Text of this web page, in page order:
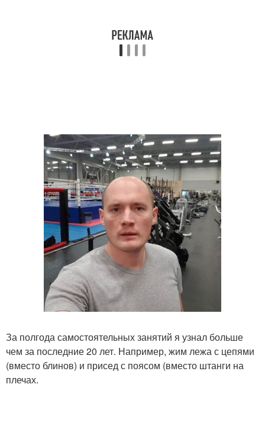
За полгода самостоятельных занятий я узнал больше
чем за последние 20 лет. Например, жим лежа с цепями
(вместо блинов) и присед с поясом (вместо штанги на
плечах.